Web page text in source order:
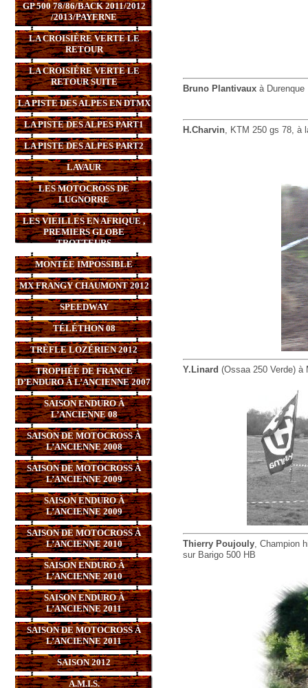
GP 500 78/86/BACK 2011/2012
/2013/PAYERNE
LA CROISIÈRE VERTE LE
RETOUR
LA CROISIÈRE VERTE LE
RETOUR SUITE
LA PISTE DES ALPES EN DTMX
LA PISTE DES ALPES PART1
LA PISTE DES ALPES PART2
LAVAUR
LES MOTOCROSS DE
LUGNORRE
LES VIEILLES EN AFRIQUE ,
PREMIERS GLOBE
TROTTEURS
MONTÉE IMPOSSIBLE
MX FRANGY CHAUMONT 2012
SPEEDWAY
TÉLÉTHON 08
TRÈFLE LOZÉRIEN 2012
TROPHÉE DE FRANCE
D’ENDURO À L’ANCIENNE 2007
SAISON ENDURO À
L’ANCIENNE 08
SAISON DE MOTOCROSS À
L’ANCIENNE 2008
SAISON DE MOTOCROSS À
L’ANCIENNE 2009
SAISON ENDURO À
L’ANCIENNE 2009
SAISON DE MOTOCROSS À
L’ANCIENNE 2010
SAISON ENDURO À
L’ANCIENNE 2010
SAISON ENDURO À
L’ANCIENNE 2011
SAISON DE MOTOCROSS À
L’ANCIENNE 2011
SAISON 2012
A.M.I.S.
Bruno Plantivaux à Durenque
H.Charvin, KTM 250 gs 78, à
Y.Linard (Ossaa 250 Verde) à
Thierry Poujouly, Champion
sur Barigo 500 HB